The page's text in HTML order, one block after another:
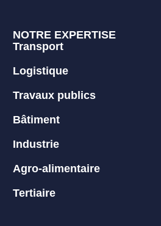
NOTRE EXPERTISE
Transport
Logistique
Travaux publics
Bâtiment
Industrie
Agro-alimentaire
Tertiaire